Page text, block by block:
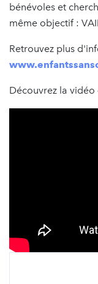
bénévoles et
même objectif :
Retrouvez plus
Découvrez la